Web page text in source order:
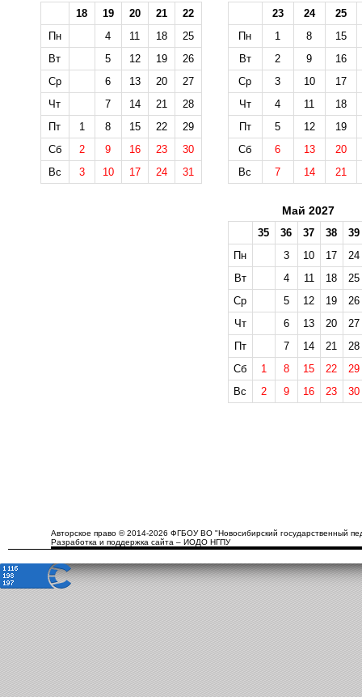
18 19 20 21
22
Пн
4 11 18
25
Вт
5 12 19
26
Ср
6 13 20
27
Чт
7 14 21
28
Пт
1 8 15 22
29
Сб
2 9 16 23
30
Вс
3 10 17 24 31
23 24
25
Пн
1 8
15
Вт
2 9
16
Ср
3 10
17
Чт
4 11
18
Пт
5 12
19
Сб
6 13
20
Вс
7 14 21
Май 2027
35 36 37 38
39
Пн
3 10 17
24
Вт
4 11 18
25
Ср
5 12 19
26
Чт
6 13 20
27
Пт
7 14 21
28
Сб
1 8 15 22
29
Вс
2 9 16 23 30
Авторское право © 2014-2026 ФГБОУ ВО "Новосибирский государственный
Разработка и поддержка сайта – ИОДО НГПУ